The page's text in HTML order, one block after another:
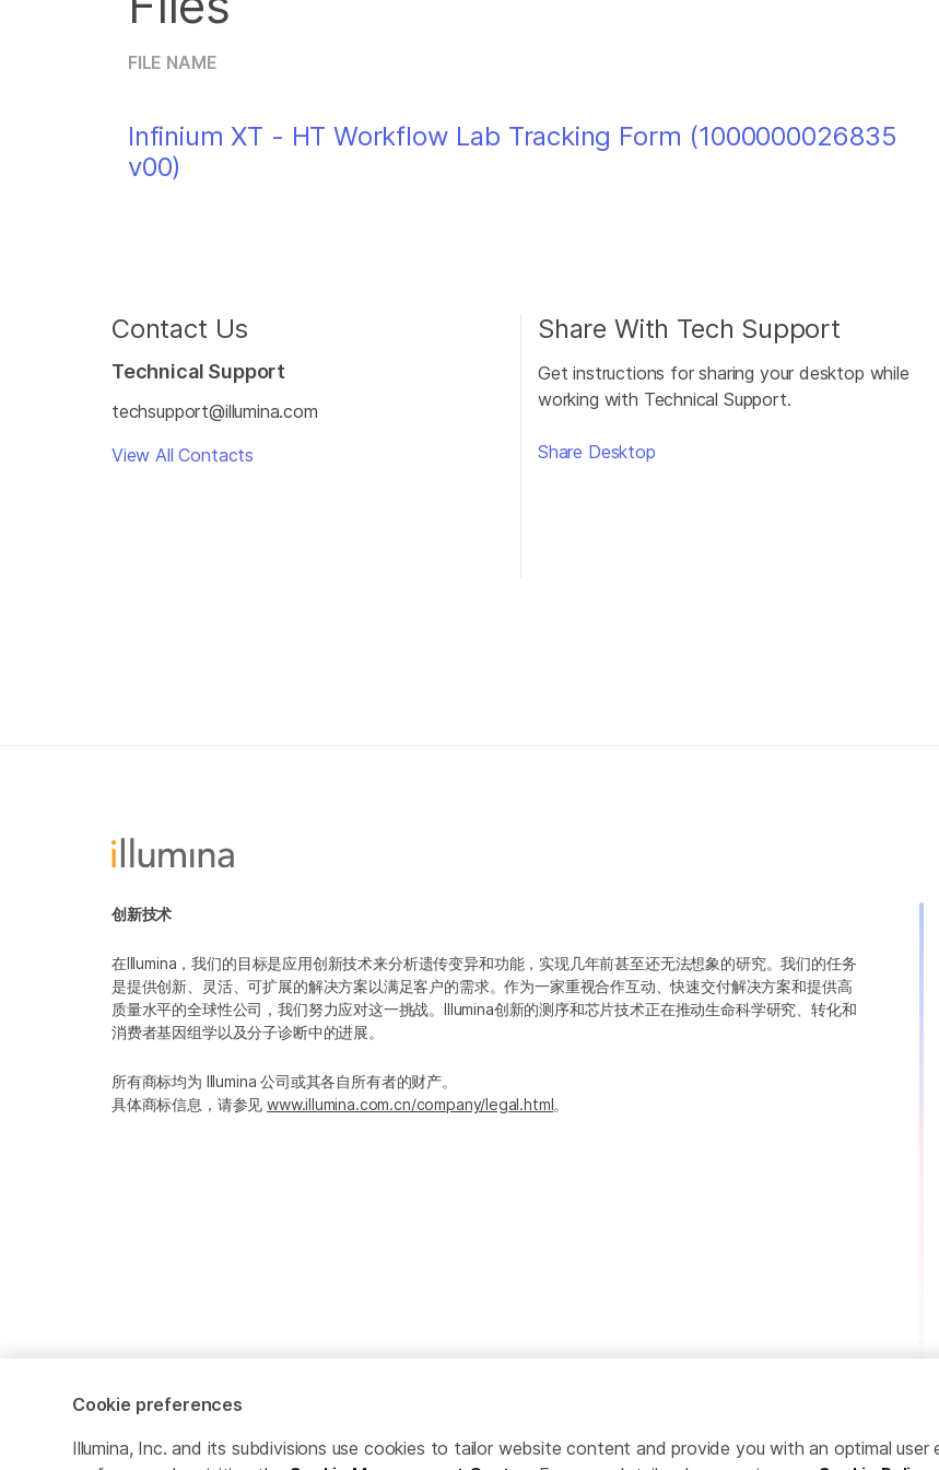
FILE NAME
Infinium XT - HT Workflow Lab Tracking Form (1000000026835
v00)
Contact Us
Technical Support
techsupport@illumina.com
View All Contacts
Share With Tech Support
Get instructions for sharing your desktop while
working with Technical Support.
Share Desktop
创新技术
在Illumina，我们的目标是应用创新技术来分析遗传变异和功能，实现几年前甚至还无法想象的研究。我们的任务
是提供创新、灵活、可扩展的解决方案以满足客户的需求。作为一家重视合作互动、快速交付解决方案和提供高
质量水平的全球性公司，我们努力应对这一挑战。Illumina创新的测序和芯片技术正在推动生命科学研究、转化和
消费者基因组学以及分子诊断中的进展。
所有商标均为 Illumina 公司或其各自所有者的财产。
具体商标信息，请参见www.illumina.com.cn/company/legal.html。
Cookie preferences
Illumina, Inc. and its subdivisions use cookies to tailor website content and provide you with an optimal user